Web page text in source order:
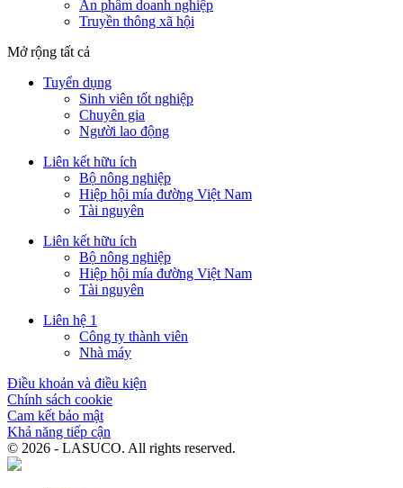
Ấn phẩm doanh nghiệp
Truyền thông xã hội
Mở rộng tất cả
Tuyển dụng
Sinh viên tốt nghiệp
Chuyên gia
Người lao động
Liên kết hữu ích
Bộ nông nghiệp
Hiệp hội mía đường Việt Nam
Tài nguyên
Liên kết hữu ích
Bộ nông nghiệp
Hiệp hội mía đường Việt Nam
Tài nguyên
Liên hệ 1
Công ty thành viên
Nhà máy
Điều khoản và điều kiện
Chính sách cookie
Cam kết bảo mật
Khả năng tiếp cận
© 2026 - LASUCO. All rights reserved.